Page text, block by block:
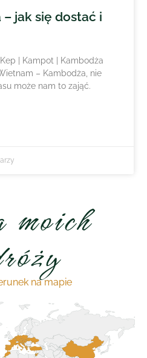
– jak się dostać i
| Kampot | Kambodża
– Kambodża, nie
może nam to zająć.
moich
na mapie